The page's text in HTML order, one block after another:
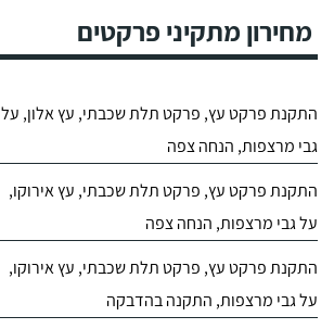
מחירון מתקיני פרקטים
התקנת פרקט עץ, פרקט תלת שכבתי, עץ אלון, על
גבי מרצפות, הנחה צפה
התקנת פרקט עץ, פרקט תלת שכבתי, עץ אירוקו,
על גבי מרצפות, הנחה צפה
התקנת פרקט עץ, פרקט תלת שכבתי, עץ אירוקו,
על גבי מרצפות, התקנה בהדבקה